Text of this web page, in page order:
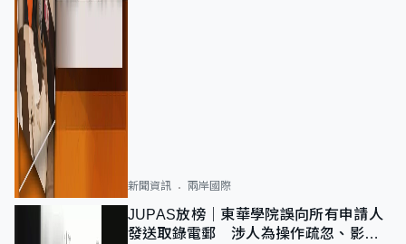
新聞資訊 兩岸國際
JUPAS放榜｜東華學院誤向所有申請人
發送取錄電郵 涉人為操作疏忽、影響